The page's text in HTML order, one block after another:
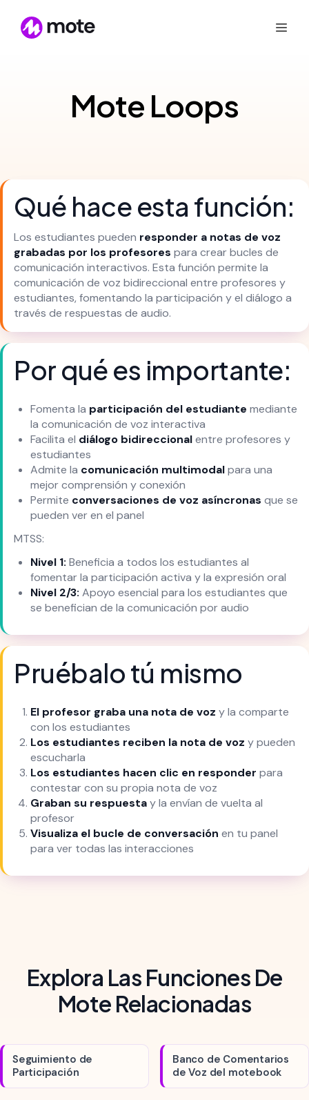
Mote Loops
Qué hace esta función:
Los estudiantes pueden responder a notas de voz
grabadas por los profesores para crear bucles de
comunicación interactivos. Esta función permite la
comunicación de voz bidireccional entre profesores y
estudiantes, fomentando la participación y el diálogo a
través de respuestas de audio.
Por qué es importante:
Fomenta la participación del estudiante mediante
la comunicación de voz interactiva
Facilita el diálogo bidireccionalentre profesores y
estudiantes
Admite la comunicación multimodalpara una
mejor comprensión y conexión
Permite conversaciones de voz asíncronas que se
pueden ver en el panel
MTSS:
Nivel 1: Beneficia a todos los estudiantes al
fomentar la participación activa y la expresión oral
Nivel 2/3: Apoyo esencial para los estudiantes que
se benefician de la comunicación por audio
Pruébalo tú mismo
El profesor graba una nota de voz y la comparte
con los estudiantes
Los estudiantes reciben la nota de voz y pueden
escucharla
Los estudiantes hacen clic en responder para
contestar con su propia nota de voz
Graban su respuestay la envían de vuelta al
profesor
Visualiza el bucle de conversación en tu panel
para ver todas las interacciones
Explora Las Funciones De
Mote Relacionadas
Seguimiento de
Participación
Banco de Comentarios
de Voz del motebook